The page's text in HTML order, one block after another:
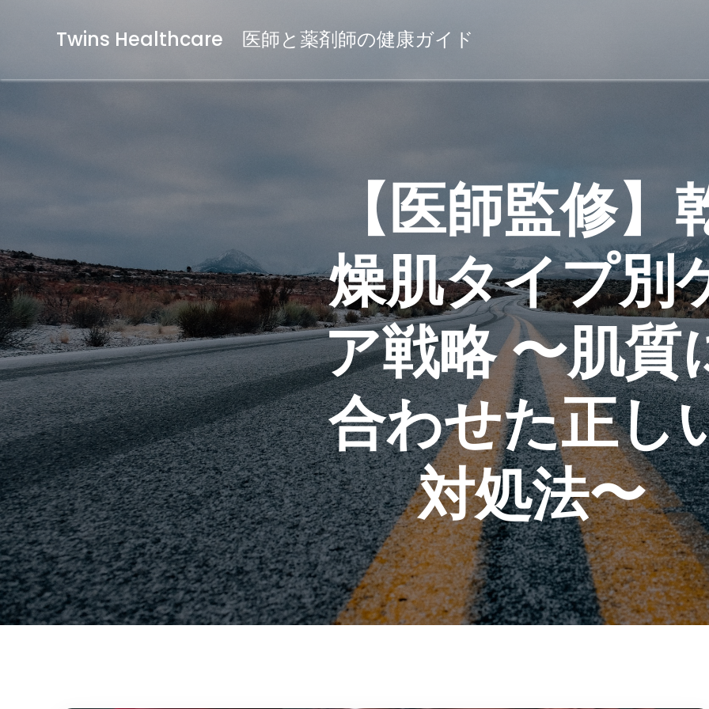
Twins Healthcare 医師と薬剤師の健康ガイド
【医師監修】
燥肌タイプ別
ア戦略 〜肌質
合わせた正し
対処法〜